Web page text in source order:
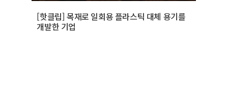
[핫클립] 목재로 일회용 플라스틱 대체 용기를
개발한 기업